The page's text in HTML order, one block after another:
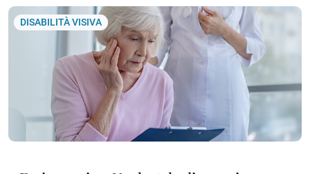
DISABILITÀ VISIVA